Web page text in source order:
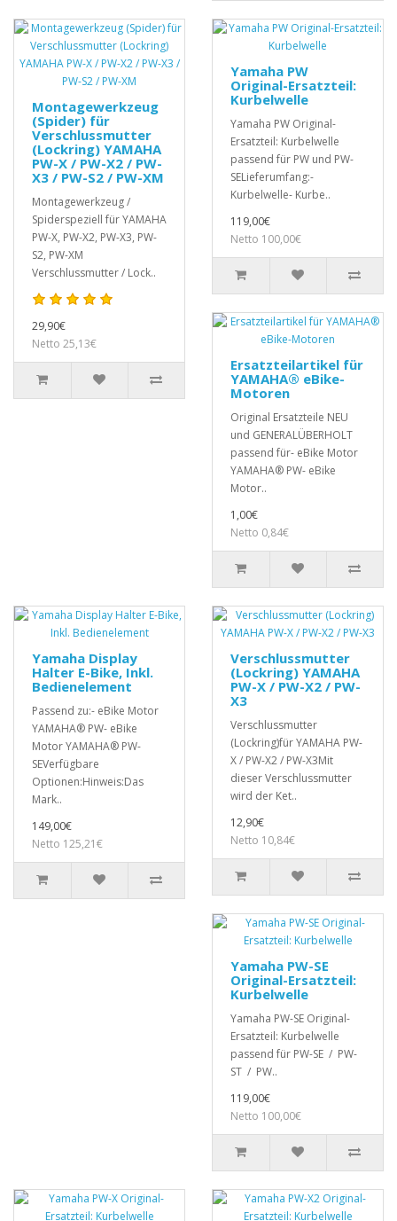
Montagewerkzeug
(Spider) für
Verschlussmutter
(Lockring) YAMAHA
PW-X / PW-X2 / PW-
X3 / PW-S2 / PW-XM
Montagewerkzeug /
Spiderspeziell für YAMAHA
PW-X, PW-X2, PW-X3, PW-
S2, PW-XM
Verschlussmutter / Lock..
29,90€
Netto 25,13€
Yamaha PW
Original-Ersatzteil:
Kurbelwelle
Yamaha PW Original-
Ersatzteil: Kurbelwelle
passend für PW und PW-
SELieferumfang:-
Kurbelwelle- Kurbe..
119,00€
Netto 100,00€
Ersatzteilartikel für
YAMAHA® eBike-
Motoren
Original Ersatzteile NEU
und GENERALÜBERHOLT
passend für- eBike Motor
YAMAHA® PW- eBike
Motor..
1,00€
Netto 0,84€
Yamaha Display
Halter E-Bike, Inkl.
Bedienelement
Passend zu:- eBike Motor
YAMAHA® PW- eBike
Motor YAMAHA® PW-
SEVerfügbare
Optionen:Hinweis:Das
Mark..
149,00€
Netto 125,21€
Verschlussmutter
(Lockring) YAMAHA
PW-X / PW-X2 / PW-
X3
Verschlussmutter
(Lockring)für YAMAHA PW-
X / PW-X2 / PW-X3Mit
dieser Verschlussmutter
wird der Ket..
12,90€
Netto 10,84€
Yamaha PW-SE
Original-Ersatzteil:
Kurbelwelle
Yamaha PW-SE Original-
Ersatzteil: Kurbelwelle
passend für PW-SE / PW-
ST / PW..
119,00€
Netto 100,00€